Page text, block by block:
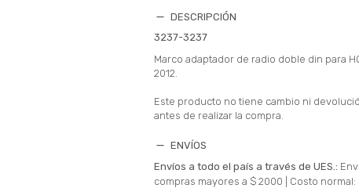
DESCRIPCIÓN
3237-3237
Marco adaptador de radio doble din para
2012.
Este producto no tiene cambio ni
antes de realizar la compra.
ENVÍOS
Envíos a todo el país a través de UES.:
compras mayores a $ 2000 | Costo normal: